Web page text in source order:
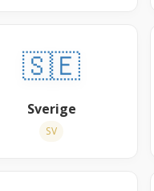
🇸🇪
Sverige
SV